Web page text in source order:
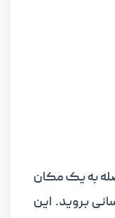
به یک مکان
بروید. این